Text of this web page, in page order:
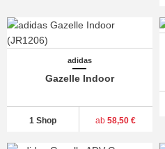
adidas
Gazelle Indoor
1 Shop ab 58,50 €